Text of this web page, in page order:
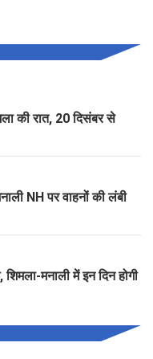
की रात, 20 दिसंबर से
NH पर वाहनों की लंबी
मनाली में इन दिन होगी